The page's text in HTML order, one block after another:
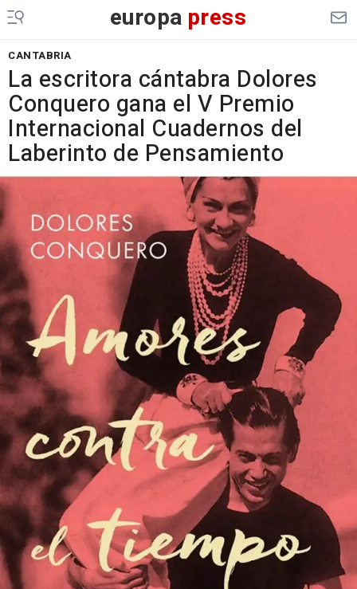
europa press
CANTABRIA
La escritora cántabra Dolores
Conquero gana el V Premio
Internacional Cuadernos del
Laberinto de Pensamiento